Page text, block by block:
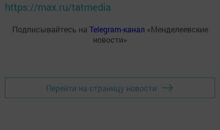
https://max.ru/tatmedia
Подписывайтесь на Telegram-канал «Менделеевские
новости»
Перейти на страницу новости